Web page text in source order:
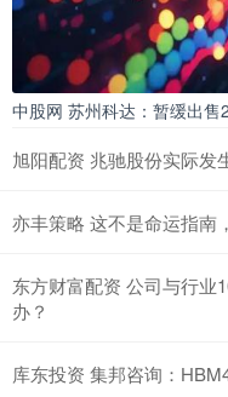
中股网 苏州科达：暂缓出
旭阳配资 兆驰股份实际发
亦丰策略 这不是命运指南
东方财富配资 公司与行业
办？
库东投资 集邦咨询：